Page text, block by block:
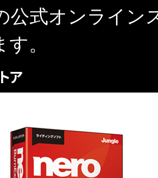
公式オンライン
。